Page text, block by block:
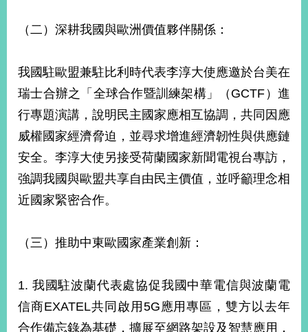
宣
告
隱
私
權
保
及
資
安
全
礙
網
站
說
（二）深耕我國與歐洲價值夥伴關係：
我國駐歐盟兼駐比利時代表李淳大使應邀於台美在
瑞士合辦之「全球合作暨訓練架構」（GCTF）進
行專題演講，說明民主國家應相互協調，共同因應
威權國家經濟脅迫，並尋求增進經濟韌性與供應鏈
安全。李淳大使另接受荷蘭國家新聞電視台專訪，
強調我國與歐盟共享自由民主價值，並呼籲理念相
近國家緊密合作。
（三）推助中東歐國家產業創新：
1. 我國駐波蘭代表處協促我國中華電信與波蘭電
信商EXATEL共同啟用5G應用專區，雙方以去年
合作備忘錄為基礎，擴展至網路架設及智慧應用，